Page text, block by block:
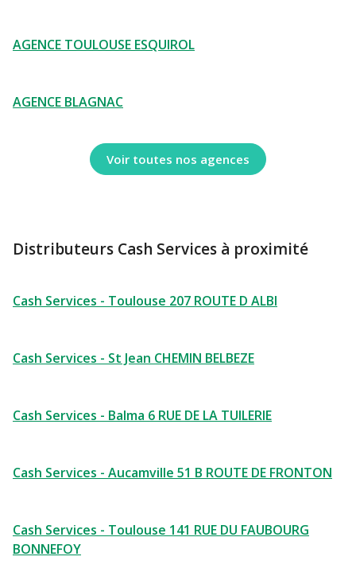
AGENCE TOULOUSE ESQUIROL
AGENCE BLAGNAC
Voir toutes nos agences
Distributeurs Cash Services à proximité
Cash Services - Toulouse 207 ROUTE D ALBI
Cash Services - St Jean CHEMIN BELBEZE
Cash Services - Balma 6 RUE DE LA TUILERIE
Cash Services - Aucamville 51 B ROUTE DE FRONTON
Cash Services - Toulouse 141 RUE DU FAUBOURG
BONNEFOY